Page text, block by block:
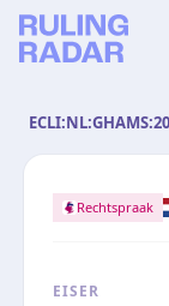
Rechtspraak
EISER